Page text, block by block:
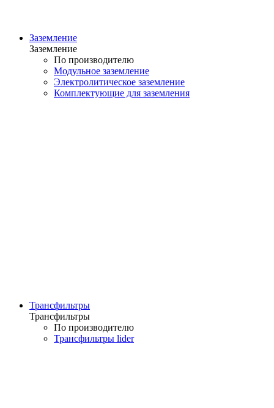
Заземление
Заземление
По производителю
Модульное заземление
Электролитическое заземление
Комплектующие для заземления
Трансфильтры
Трансфильтры
По производителю
Трансфильтры lider